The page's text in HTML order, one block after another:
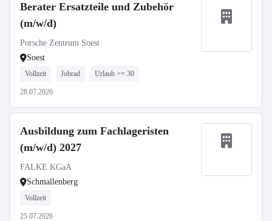
Berater Ersatzteile und Zubehör
(m/w/d)
Porsche Zentrum Soest
Soest
Vollzeit Jobrad Urlaub >= 30
28.07.2026
Ausbildung zum Fachlageristen
(m/w/d) 2027
FALKE KGaA
Schmallenberg
Vollzeit
25.07.2026